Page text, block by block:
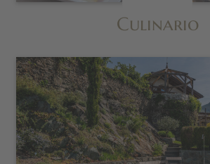
Culinario